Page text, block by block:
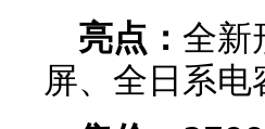
亮点： 全新
屏、全日系